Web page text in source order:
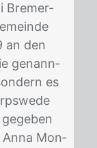
Bre­mer­
an den
ge­nann­
es
Anna Mon­